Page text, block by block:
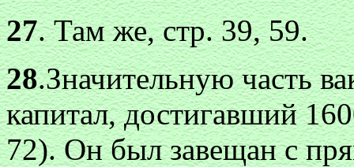
27. Там же, стр. 39, 59.
28.Значительную часть
капитал, достигавший
72). Он был завещан с